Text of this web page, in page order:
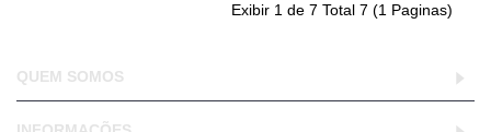
Exibir 1 de 7 Total 7 (1 Paginas)
QUEM SOMOS